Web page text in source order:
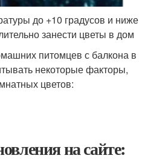
до +10 градусов и ниже
занести цветы в дом
питомцев с балкона в
некоторые факторы,
цветов:
на сайте: